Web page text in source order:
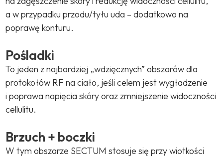
a w przypadku przodu/tyłu uda – dodatkowo na
poprawę konturu.
Pośladki
To jeden z najbardziej „wdzięcznych” obszarów dla
protokołów RF na ciało, jeśli celem jest wygładzenie
i poprawa napięcia skóry oraz zmniejszenie widoczności
cellulitu.
Brzuch + boczki
W tym obszarze SECTUM stosuje się przy wiotkości